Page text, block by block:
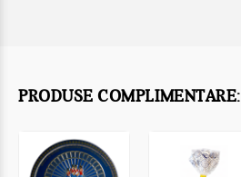
PRODUSE COMPLIMENTARE: